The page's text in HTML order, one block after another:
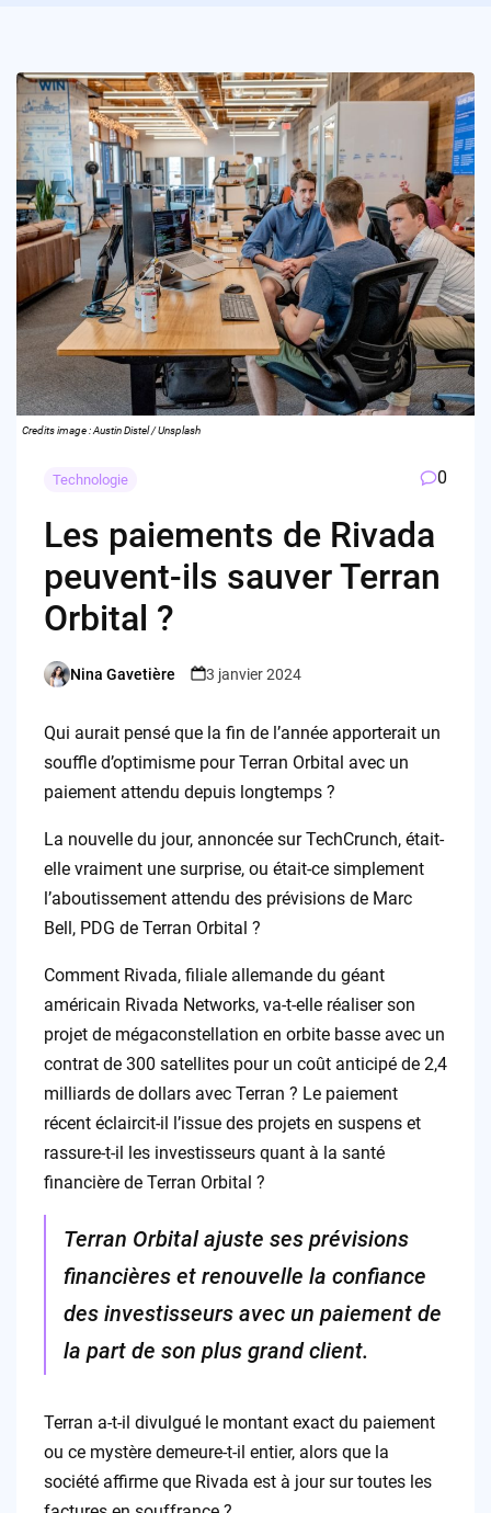
Credits image : Austin Distel / Unsplash
Technologie 0
Les paiements de Rivada
peuvent-ils sauver Terran
Orbital ?
Posted
Nina Gavetière 3 janvier 2024
Qui aurait pensé que la fin de l’année apporterait un
souffle d’optimisme pour Terran Orbital avec un
paiement attendu depuis longtemps ?
La nouvelle du jour, annoncée sur TechCrunch, était-
elle vraiment une surprise, ou était-ce simplement
l’aboutissement attendu des prévisions de Marc
Bell, PDG de Terran Orbital ?
Comment Rivada, filiale allemande du géant
américain Rivada Networks, va-t-elle réaliser son
projet de mégaconstellation en orbite basse avec un
contrat de 300 satellites pour un coût anticipé de 2,4
milliards de dollars avec Terran ? Le paiement
récent éclaircit-il l’issue des projets en suspens et
rassure-t-il les investisseurs quant à la santé
financière de Terran Orbital ?
Terran Orbital ajuste ses prévisions
financières et renouvelle la confiance
des investisseurs avec un paiement de
la part de son plus grand client.
Terran a-t-il divulgué le montant exact du paiement
ou ce mystère demeure-t-il entier, alors que la
société affirme que Rivada est à jour sur toutes les